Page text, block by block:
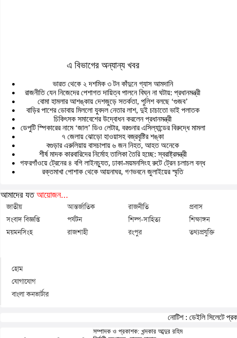
এ বিভাগের অন্যান্য খবর
ভারত থেকে ২ দশমিক ৩ টন কাঁদুনে গ্যাস আমদানি
রাজনীতি যেন নিজেদের পেশাগত দায়িত্ব পালনে বিঘ্ন না ঘটায়: প্রধানমন্ত্রী
বোমা হামলার আশঙ্কায় দেশজুড়ে সতর্কতা, পুলিশ বলছে ‘গুজব’
বাড়ির পাশের ডোবায় মিললো যুবদল নেতার লাশ, দুই চাচাতো ভাই পলাতক
চিকিৎসক সমাবেশের উদ্বোধন করলেন প্রধানমন্ত্রী
ডেপুটি স্পিকারের নামে ‘জাল’ ডিও লেটার, বরগুনার এসিল্যান্ডের বিরুদ্ধে মামলা
৭ জেলায় ঝোড়ো হাওয়াসহ বজ্রবৃষ্টির শঙ্কা
বগুড়ার এরুলিয়ায় বাসচাপায় ৬ জন নিহত, আহত অনেকে
শীর্ষ মাদক কারবারিদের নির্মোহ তালিকা তৈরি হচ্ছে: স্বরাষ্ট্রমন্ত্রী
গফরগাঁওয়ে ট্রেনের ৪ বগি লাইনচ্যুত, ঢাকা-ময়মনসিংহ রুটে ট্রেন চলাচল বন্ধ
রক্তমাখা পোশাক থেকে আয়নাঘর, গণভবনে জুলাইয়ের স্মৃতি
আমাদের যত আয়োজন...
জাতীয় আন্তর্জাতিক রাজনীতি প্রবাস
সংবাদ বিজ্ঞপ্তি
পর্যটন শিল্প-সাহিত্য শিক্ষাঙ্গন
ময়মনসিংহ
রাজশাহী রংপুর তথ্যপ্রযুক্তি
হোম
যোগাযোগ
বাংলা কনভার্টার
নোটিশ : ডেইলি সিলেটে
সম্পাদক ও প্রকাশক: খন্দকার আব্দুর রহিম